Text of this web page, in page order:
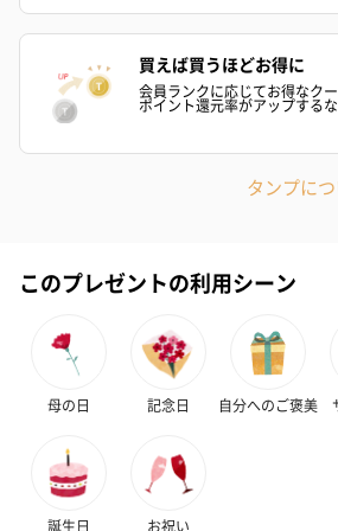
買えば買うほどお得に
会員ランクに応じてお得なク
ポイント還元率がアップする
タンプに
このプレゼントの利用シーン
母の日 記念日 自分へのご褒美
誕生日 お祝い